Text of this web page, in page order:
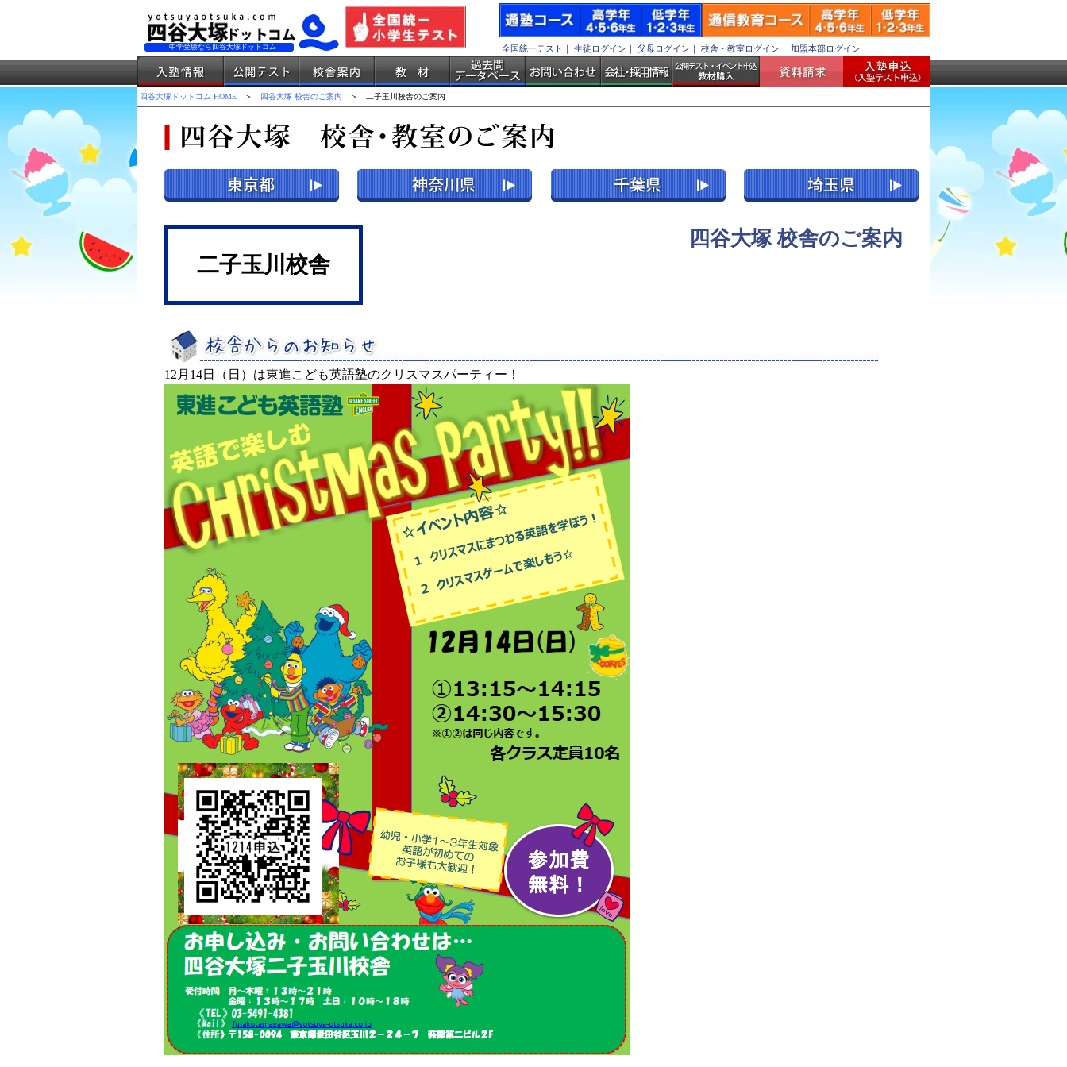
中学受験なら四谷大塚ドットコム 全国統一テスト ｜ 生徒ログイン ｜ 父母ログイン ｜ 校舎・教室ログイン ｜ 加盟本部ログイン
四谷大塚ドットコム HOME ＞ 四谷大塚 校舎のご案内 ＞ 二子玉川校舎のご案内
四谷大塚 校舎のご案内
二子玉川校舎
12月14日（日）は東進こども英語塾のクリスマスパーティー！